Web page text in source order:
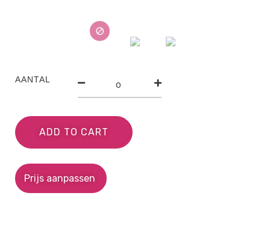
AANTAL
ADD TO CART
Prijs aanpassen